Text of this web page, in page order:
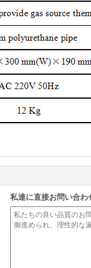
私達に直接お問い合わ